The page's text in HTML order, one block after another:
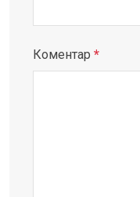
Коментар *